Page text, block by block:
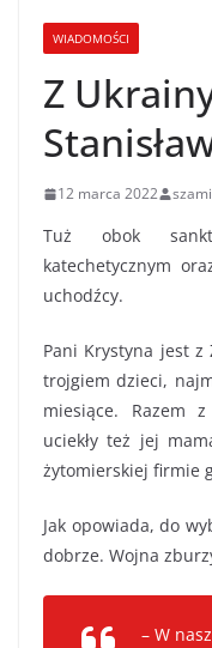
WIADOMOŚCI
Z
12 marca 2022
Tuż obok
katechetycznym
uchodźcy.
Pani Krystyna jest z
trojgiem dzieci,
miesiące. Razem
uciekły też jej
żytomierskiej firmie
Jak opowiada, do
dobrze. Wojna
– W